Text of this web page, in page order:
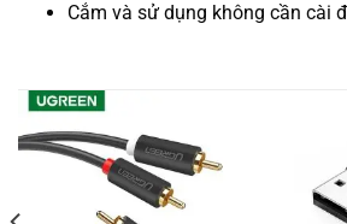
Cắm và sử dụng không cần cài